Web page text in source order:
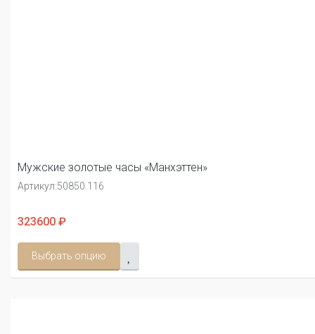
Мужские золотые часы «Манхэттен»
Артикул:50850.116
323600 ₽
Выбрать опцию